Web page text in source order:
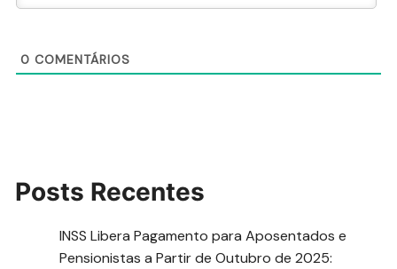
0 COMENTÁRIOS
Posts Recentes
INSS Libera Pagamento para Aposentados e
Pensionistas a Partir de Outubro de 2025: